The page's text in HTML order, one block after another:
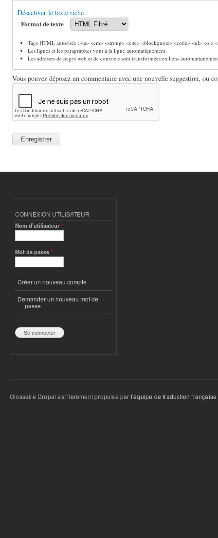
Désactiver le texte riche
Format de texte
Tags HTML autorisés : <a> <em> <strong> <cite> <blockquote> <code> <ul>
Les lignes et les paragraphes vont à la ligne automatiquement.
Les adresses de pages web et de courriels sont transformées en liens
Vous pouvez déposez un commentaire avec une nouvelle suggestion, ou
CONNEXION UTILISATEUR
Nom d'utilisateur*
Mot de passe*
Créer un nouveau compte
Demander un nouveau mot de
passe
Glossaire Drupal est fièrement propulsé par l'équipe de traduction française